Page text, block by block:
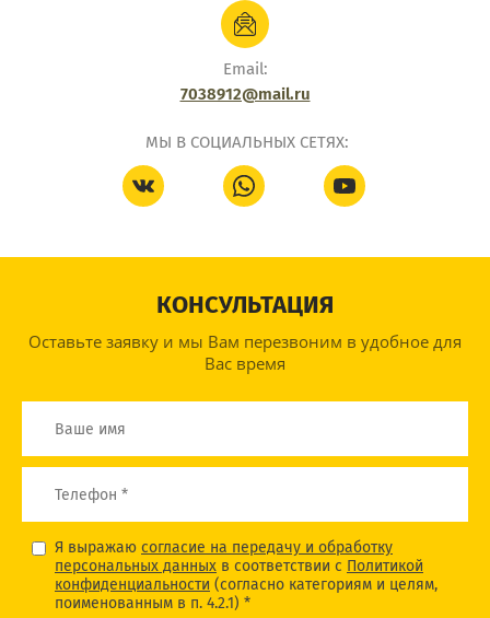
Email:
7038912@mail.ru
МЫ В СОЦИАЛЬНЫХ СЕТЯХ:
КОНСУЛЬТАЦИЯ
Оставьте заявку и мы Вам перезвоним в удобное для
Вас время
Я выражаю согласие на передачу и обработку
персональных данных в соответствии с Политикой
конфиденциальности (согласно категориям и целям,
поименованным в п. 4.2.1) *